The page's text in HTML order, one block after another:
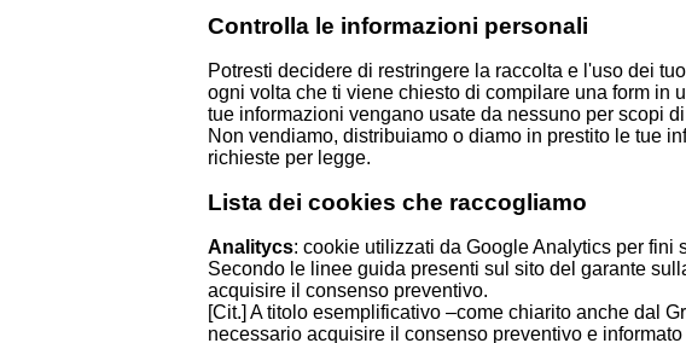
Controlla le informazioni personali
Potresti decidere di restringere la raccolta e l'uso dei
ogni volta che ti viene chiesto di compilare una form in
tue informazioni vengano usate da nessuno per scopi
Non vendiamo, distribuiamo o diamo in prestito le tue
richieste per legge.
Lista dei cookies che raccogliamo
Analitycs: cookie utilizzati da Google Analytics per fini
Secondo le linee guida presenti sul sito del garante
acquisire il consenso preventivo.
[Cit.] A titolo esemplificativo –come chiarito anche dal
necessario acquisire il consenso preventivo e